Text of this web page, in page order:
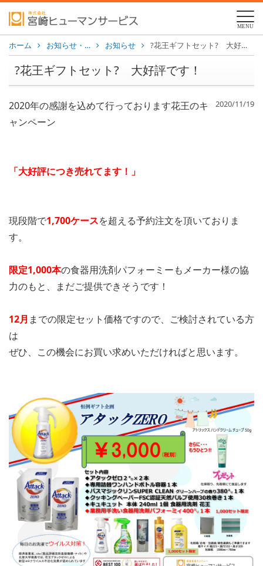
MENU
ホーム お知らせ・… お知らせ ?花王ギフトセット? 大好評です！
?花王ギフトセット? 大好評です！
2020/11/19
2020年の感謝を込めて行っております花王のキ
ャンペーン
「大好評につき売れてます！」
現段階で1,700ケースを超える予約注文を頂いておりま
す。
限定1,000本の食器用洗剤パフォーミーもメーカー様の協
力のもと、まだご提供できそうです！
12月 までの限定セット価格ですので、ご検討されている方
は
ぜひ、この機会にお買い求めいただければと思います。